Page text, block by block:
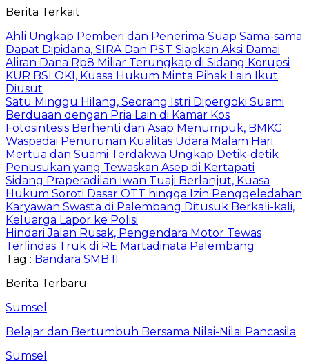
Berita Terkait
Ahli Ungkap Pemberi dan Penerima Suap Sama-sama
Dapat Dipidana, SIRA Dan PST Siapkan Aksi Damai
Aliran Dana Rp8 Miliar Terungkap di Sidang Korupsi
KUR BSI OKI, Kuasa Hukum Minta Pihak Lain Ikut
Diusut
Satu Minggu Hilang, Seorang Istri Dipergoki Suami
Berduaan dengan Pria Lain di Kamar Kos
Fotosintesis Berhenti dan Asap Menumpuk, BMKG
Waspadai Penurunan Kualitas Udara Malam Hari
Mertua dan Suami Terdakwa Ungkap Detik-detik
Penusukan yang Tewaskan Asep di Kertapati
Sidang Praperadilan Iwan Tuaji Berlanjut, Kuasa
Hukum Soroti Dasar OTT hingga Izin Penggeledahan
Karyawan Swasta di Palembang Ditusuk Berkali-kali,
Keluarga Lapor ke Polisi
Hindari Jalan Rusak, Pengendara Motor Tewas
Terlindas Truk di RE Martadinata Palembang
Tag : Bandara SMB II
Berita Terbaru
Sumsel
Belajar dan Bertumbuh Bersama Nilai-Nilai Pancasila
Sumsel